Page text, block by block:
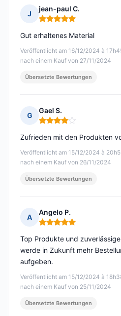
J
jean-paul C.
Hinweis: 5 von 5
Veröffentlicht am 16/12/2024 à
nach einem Kauf von 27/11/2024
Gut erhaltenes Material
Übersetzte Bewertungen
G
Gael S.
Hinweis: 4 von 5
Veröffentlicht am 15/12/2024 à
nach einem Kauf von 26/11/2024
Zufrieden mit den Produkten
Übersetzte Bewertungen
A
Angelo P.
Hinweis: 5 von 5
Veröffentlicht am 15/12/2024 à
nach einem Kauf von 25/11/2024
Top Produkte und
werde in Zukunft mehr
aufgeben.
Übersetzte Bewertungen